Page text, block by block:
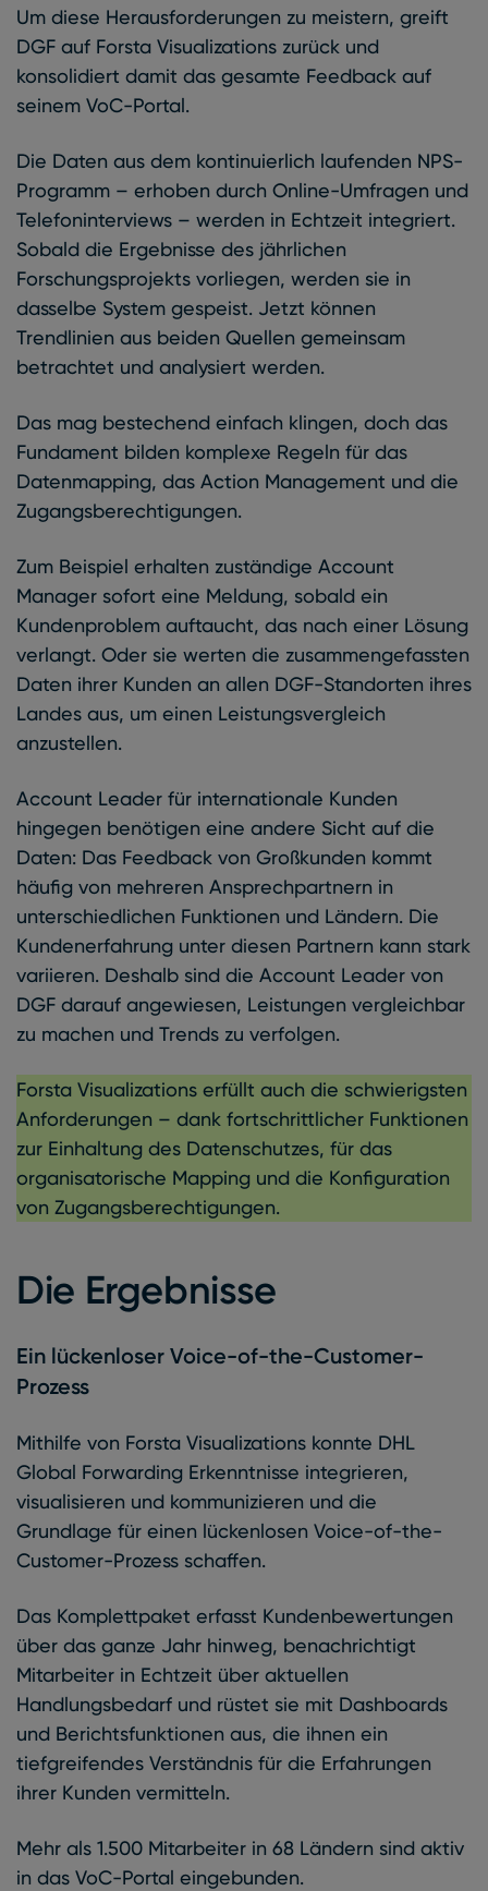
Um diese Herausforderungen zu meistern, greift
DGF auf Forsta Visualizations zurück und
konsolidiert damit das gesamte Feedback auf
seinem VoC-Portal.
Die Daten aus dem kontinuierlich laufenden NPS-
Programm – erhoben durch Online-Umfragen und
Telefoninterviews – werden in Echtzeit integriert.
Sobald die Ergebnisse des jährlichen
Forschungsprojekts vorliegen, werden sie in
dasselbe System gespeist. Jetzt können
Trendlinien aus beiden Quellen gemeinsam
betrachtet und analysiert werden.
Das mag bestechend einfach klingen, doch das
Fundament bilden komplexe Regeln für das
Datenmapping, das Action Management und die
Zugangsberechtigungen.
Zum Beispiel erhalten zuständige Account
Manager sofort eine Meldung, sobald ein
Kundenproblem auftaucht, das nach einer Lösung
verlangt. Oder sie werten die zusammengefassten
Daten ihrer Kunden an allen DGF-Standorten ihres
Landes aus, um einen Leistungsvergleich
anzustellen.
Account Leader für internationale Kunden
hingegen benötigen eine andere Sicht auf die
Daten: Das Feedback von Großkunden kommt
häufig von mehreren Ansprechpartnern in
unterschiedlichen Funktionen und Ländern. Die
Kundenerfahrung unter diesen Partnern kann stark
variieren. Deshalb sind die Account Leader von
DGF darauf angewiesen, Leistungen vergleichbar
zu machen und Trends zu verfolgen.
Forsta Visualizations erfüllt auch die schwierigsten
Anforderungen – dank fortschrittlicher Funktionen
zur Einhaltung des Datenschutzes, für das
organisatorische Mapping und die Konfiguration
von Zugangsberechtigungen.
Die Ergebnisse
Ein lückenloser Voice-of-the-Customer-
Prozess
Mithilfe von Forsta Visualizations konnte DHL
Global Forwarding Erkenntnisse integrieren,
visualisieren und kommunizieren und die
Grundlage für einen lückenlosen Voice-of-the-
Customer-Prozess schaffen.
Das Komplettpaket erfasst Kundenbewertungen
über das ganze Jahr hinweg, benachrichtigt
Mitarbeiter in Echtzeit über aktuellen
Handlungsbedarf und rüstet sie mit Dashboards
und Berichtsfunktionen aus, die ihnen ein
tiefgreifendes Verständnis für die Erfahrungen
ihrer Kunden vermitteln.
Mehr als 1.500 Mitarbeiter in 68 Ländern sind aktiv
in das VoC-Portal eingebunden.